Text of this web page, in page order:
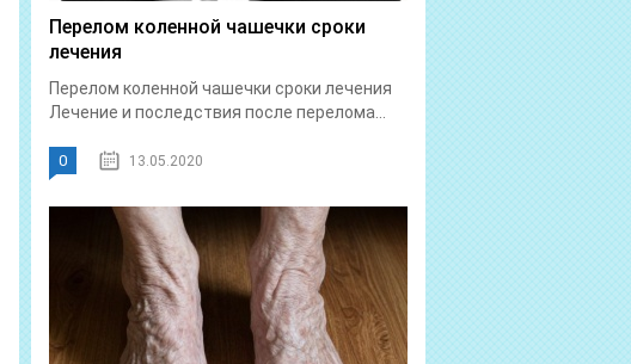
Перелом коленной чашечки сроки
лечения
Перелом коленной чашечки сроки лечения
Лечение и последствия после перелома...
0 13.05.2020